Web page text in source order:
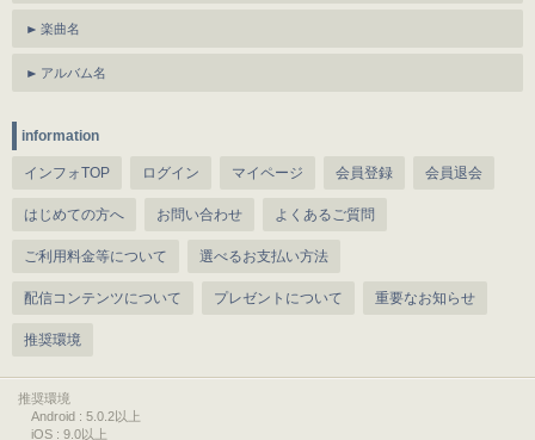
楽曲名
アルバム名
information
インフォTOP ログイン マイページ 会員登録 会員退会
はじめての方へ お問い合わせ よくあるご質問
ご利用料金等について 選べるお支払い方法
配信コンテンツについて プレゼントについて 重要なお知らせ
推奨環境
推奨環境
Android : 5.0.2以上
iOS : 9.0以上